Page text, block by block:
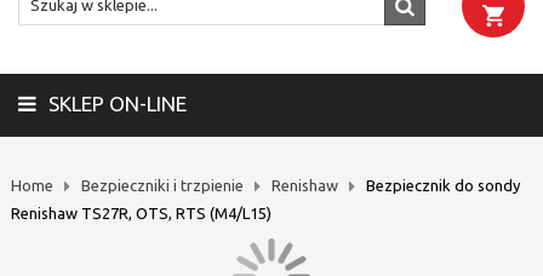
SKLEP ON-LINE
Home Bezpieczniki i trzpienie Renishaw
Bezpiecznik do sondy
Renishaw TS27R, OTS, RTS (M4/L15)